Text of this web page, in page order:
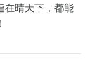
在晴天下，都能